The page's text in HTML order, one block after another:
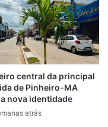
central da principal
de Pinheiro-MA
nova identidade
atrás